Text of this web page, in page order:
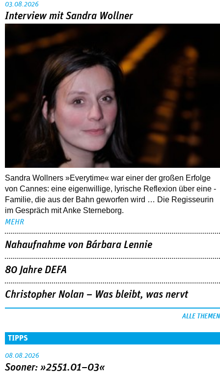
03.08.2026
Interview mit Sandra Wollner
Sandra Wollners »Everytime« war einer der großen Erfolge
von Cannes: eine eigenwillige, lyrische Reflexion über eine ­
Familie, die aus der Bahn geworfen wird … Die Regisseurin
im Gespräch mit Anke Sterneborg.
MEHR
Nahaufnahme von Bárbara Lennie
80 Jahre DEFA
Christopher Nolan – Was bleibt, was nervt
ALLE THEMEN
TIPPS
08.08.2026
Sooner: »2551.01–03«